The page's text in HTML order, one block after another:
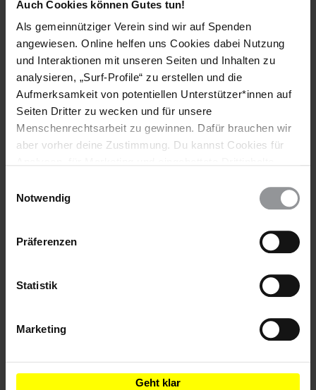
Auch Cookies können Gutes tun!
Als gemeinnütziger Verein sind wir auf Spenden
angewiesen. Online helfen uns Cookies dabei Nutzung
und Interaktionen mit unseren Seiten und Inhalten zu
analysieren, „Surf-Profile“ zu erstellen und die
Aufmerksamkeit von potentiellen Unterstützer*innen auf
Seiten Dritter zu wecken und für unsere
Menschenrechtsarbeit zu gewinnen. Dafür brauchen wir
aber vorher deine Zustimmung. Du kannst Cookies für
wieder ändern. Diesen Banner kannst Du über den Link
Notwendig
Präferenzen
Statistik
Marketing
Geht klar
Ich bitte Sie, die Rechte der LehrerInnen zu akzeptieren
und in konstruktiven Dialog mit der CPRE zu treten mit
dem Ziel, friedlich eine Lösung für die Probleme der
LehrerInnen zu finden und den Streik schließlich zu
[APPELLE AN]
PRÄSIDENT
REPUBLIK KONGO
Brazzaville
(Anrede: Monsieur le Ministre / Dear Minister / Sehr geehrter